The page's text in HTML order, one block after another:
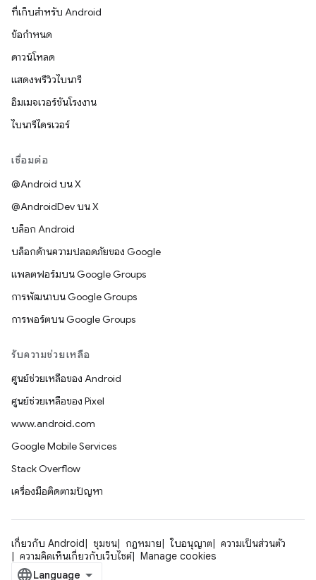
ที่เก็บสำหรับ Android
ข้อกำหนด
ดาวน์โหลด
แสดงพรีวิวไบนารี
อิมเมจเวอร์ชันโรงงาน
ไบนารีไดรเวอร์
เชื่อมต่อ
@Android บน X
@AndroidDev บน X
บล็อก Android
บล็อกด้านความปลอดภัยของ Google
แพลตฟอร์มบน Google Groups
การพัฒนาบน Google Groups
การพอร์ตบน Google Groups
รับความช่วยเหลือ
ศูนย์ช่วยเหลือของ Android
ศูนย์ช่วยเหลือของ Pixel
www.android.com
Google Mobile Services
Stack Overflow
เครื่องมือติดตามปัญหา
เกี่ยวกับ Android ชุมชน กฎหมาย ใบอนุญาต
ความเป็นส่วนตัว
ความคิดเห็นเกี่ยวกับเว็บไซต์
Manage cookies